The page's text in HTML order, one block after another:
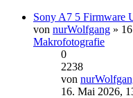
Sony A7 5 Firmware
von nurWolfgang »
Makrofotografie
0
2238
von
16. Mai 2026,